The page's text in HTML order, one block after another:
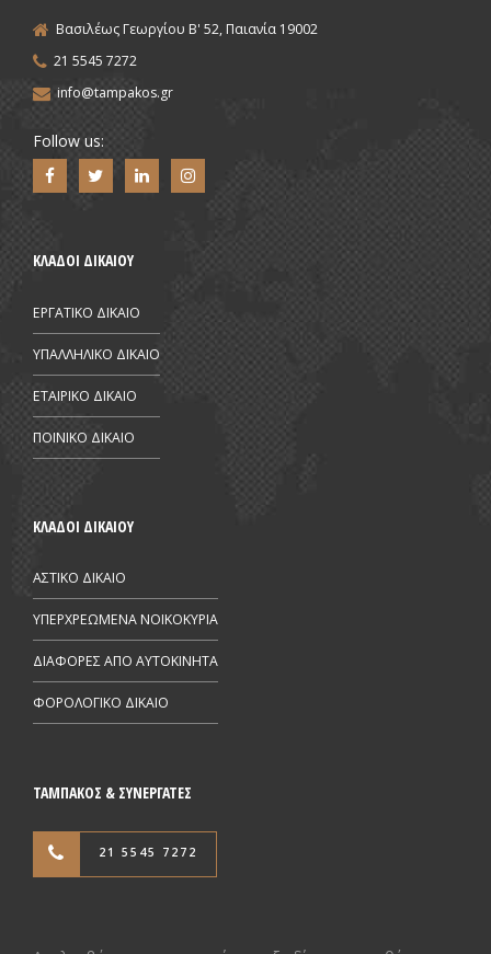
Βασιλέως Γεωργίου Β' 52, Παιανία 19002
21 5545 7272
info@tampakos.gr
Follow us:
ΚΛΑΔΟΙ ΔΙΚΑΙΟΥ
ΕΡΓΑΤΙΚΟ ΔΙΚΑΙΟ
ΥΠΑΛΛΗΛΙΚΟ ΔΙΚΑΙΟ
ΕΤΑΙΡΙΚΟ ΔΙΚΑΙΟ
ΠΟΙΝΙΚΟ ΔΙΚΑΙΟ
ΚΛΑΔΟΙ ΔΙΚΑΙΟΥ
ΑΣΤΙΚΟ ΔΙΚΑΙΟ
ΥΠΕΡΧΡΕΩΜΕΝΑ ΝΟΙΚΟΚΥΡΙΑ
ΔΙΑΦΟΡΕΣ ΑΠΟ AYTOKINHTA
ΦΟΡΟΛΟΓΙΚΟ ΔΙΚΑΙΟ
ΤΑΜΠΑΚΟΣ & ΣΥΝΕΡΓΑΤΕΣ
21 5545 7272